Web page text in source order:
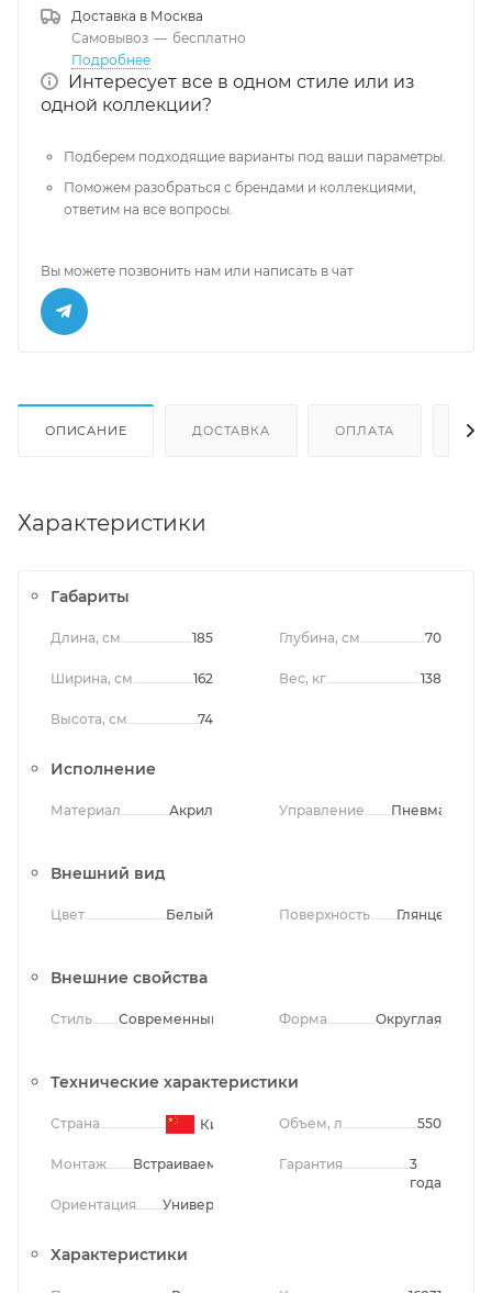
Доставка в Москва
Самовывоз — бесплатно
Подробнее
Интересует все в одном стиле или из
одной коллекции?
Подберем подходящие варианты под ваши параметры.
Поможем разобраться с брендами и коллекциями,
ответим на все вопросы.
Вы можете позвонить нам или написать в чат
ОПИСАНИЕ ДОСТАВКА ОПЛАТА
Характеристики
Габариты
Длина, см 185
Ширина, см 162
Высота, см 74
Глубина, см 70
Вес, кг 138
Исполнение
Материал Акрил Управление
Внешний вид
Цвет Белый Поверхность Глянцевая
Внешние свойства
Стиль Современный Форма Округлая
Технические характеристики
Страна Китай
Монтаж Встраиваемый
Ориентация Универсальная
Объем, л 550
Гарантия
3
года
Характеристики